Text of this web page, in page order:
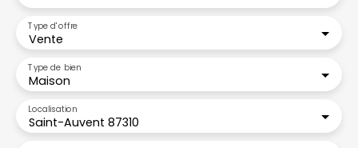
Vente
Type d'offre
Maison
Type de bien
Saint-Auvent 87310
Localisation